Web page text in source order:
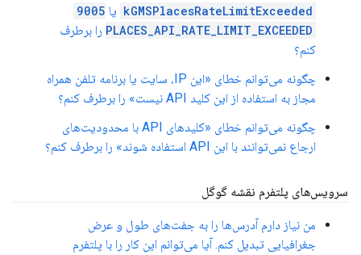
kGMSPlacesRateLimitExceeded یا 9005
PLACES_API_RATE_LIMIT_EXCEEDED را برطرف
کنم؟
چگونه می‌توانم خطای «این IP، سایت یا برنامه تلفن همراه
مجاز به استفاده از این کلید API نیست» را برطرف کنم؟
چگونه می‌توانم خطای «کلیدهای API با محدودیت‌های
ارجاع نمی‌توانند با این API استفاده شوند» را برطرف کنم؟
سرویس‌های پلتفرم نقشه گوگل
من نیاز دارم آدرس‌ها را به جفت‌های طول و عرض
جغرافیایی تبدیل کنم. آیا می‌توانم این کار را با پلتفرم